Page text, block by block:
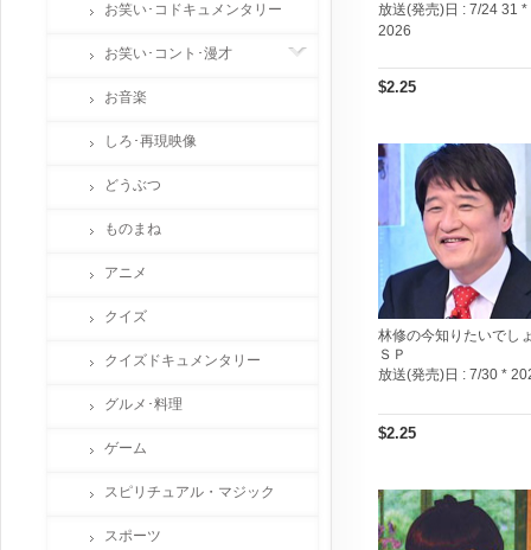
放送(発売)日 : 7/24 31 *
2026
$2.25
林修の今知りたいでし
ＳＰ
放送(発売)日 : 7/30 *
$2.25
お笑い･コドキュメンタリー
お笑い･コント･漫才
お音楽
しろ･再現映像
どうぶつ
ものまね
アニメ
クイズ
クイズドキュメンタリー
グルメ･料理
ゲーム
スピリチュアル・マジック
スポーツ